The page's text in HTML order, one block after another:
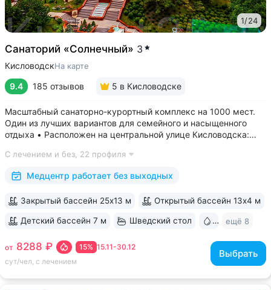
1/24
Санаторий «Солнечный» 3
КисловодскНа карте
9.4 185 отзывов 5 в Кисловодске
Масштабный санаторно-курортный комплекс на 1000 мест.
Один из лучших вариантов для семейного и насыщенного
отдыха • Расположен на центральной улице Кисловодска:
за 15 минут • Бесплатный трансфер до Курортного парка
и основных достопримечательностей...
С лечением и без, 22 профиля
Медцентр работает без выходных
15.11-30.12
15%
от 8288 ₽
сут/чел, с лечением
Выбрать
Закрытый бассейн 25х13 м Открытый бассейн 13x4 м
Детский бассейн 7 м Шведский стол Бювет
ещё 8